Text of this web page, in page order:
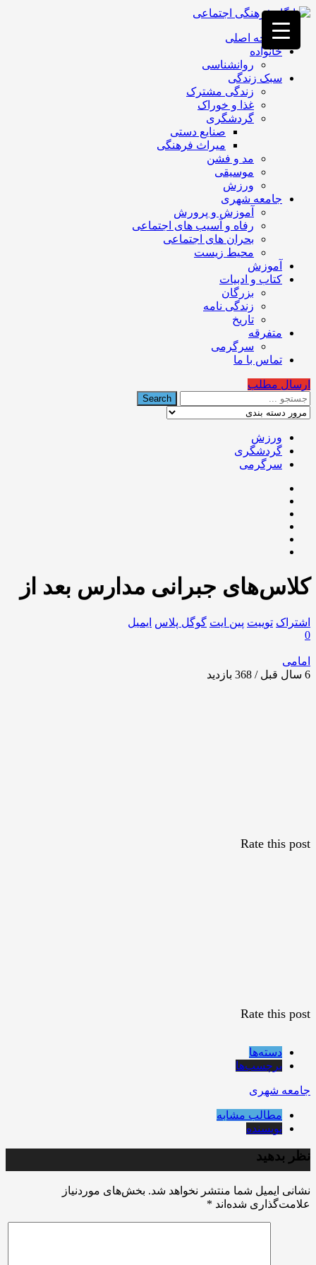
فصد
خون
غرب
تهران
خشکشویی
تصفیه
تهران
صفحه اصلی
خانواده
روانشناسی
سبک زندگی
زندگی مشترک
غذا و خوراک
گردشگری
صنایع دستی
میراث فرهنگی
مد و فشن
موسیقی
ورزش
جامعه شهری
آموزش و پرورش
رفاه و آسیب های اجتماعی
بحران های اجتماعی
محیط زیست
آموزش
کتاب و ادبیات
بزرگان
زندگی نامه
تاریخ
متفرقه
سرگرمی
تماس با ما
ارسال مطلب
ورزش
گردشگری
سرگرمی
کلاس‌های جبرانی مدارس بعد از
اشتراک توییت پین ایت گوگل‌ پلاس ایمیل
0
امامی
6 سال قبل / 368
بازدید
Rate this post
Rate this post
دسته‌ها
برچسب‌ها
جامعه شهری
مطالب مشابه
نویسنده
نظر بدهید
نشانی ایمیل شما منتشر نخواهد شد. بخش‌های موردنیاز
علامت‌گذاری شده‌اند *